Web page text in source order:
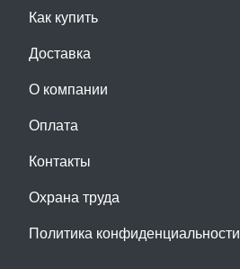
Как купить
Доставка
О компании
Оплата
Контакты
Охрана труда
Политика конфиденциальности